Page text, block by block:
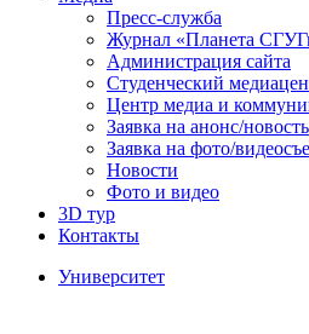
Пресс-служба
Журнал «Планета
Администрация сайта
Студенческий
Центр медиа и
Заявка на анонс/новость
Заявка на фото/
Новости
Фото и видео
3D тур
Контакты
Университет